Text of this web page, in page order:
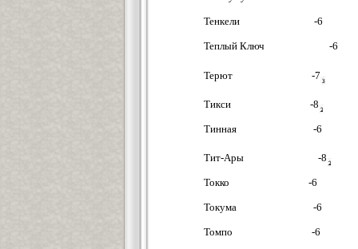
Тенкели -6
Теплый Ключ -6
Терют -7
Тикси -8
Тинная -6
Тит-Ары -8
Токко -6
Токума -6
Томпо -6